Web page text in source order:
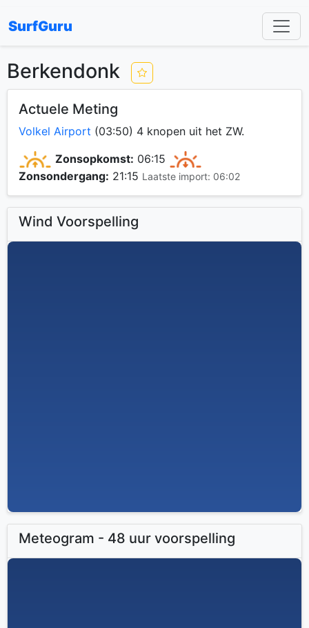
SurfGuru
Berkendonk
Actuele Meting
Volkel Airport (03:50) 4 knopen uit het ZW.
Zonsopkomst: 06:15
Zonsondergang: 21:15 Laatste import: 06:02
Wind Voorspelling
Meteogram - 48 uur voorspelling